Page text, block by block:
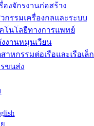
องจักรงานก่อสร้าง
กรรมเครื่องกลและระบบ
โนโลยีทางการแพทย์
งานหมุนเวียน
าหกรรมต่อเรือและเรือเล็ก
ขนส่ง